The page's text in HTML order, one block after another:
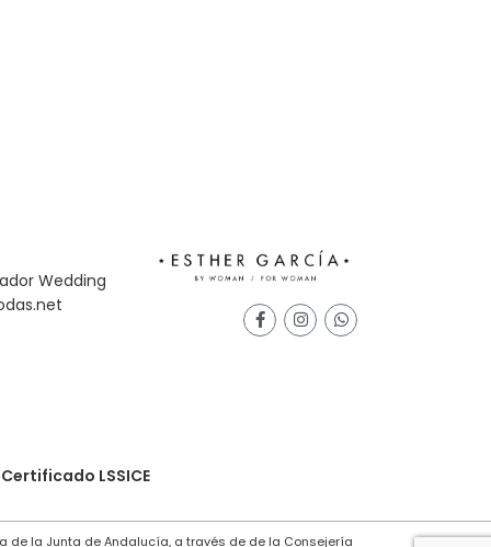
Certificado LSSICE
de la Junta de Andalucía, a través de de la Consejería